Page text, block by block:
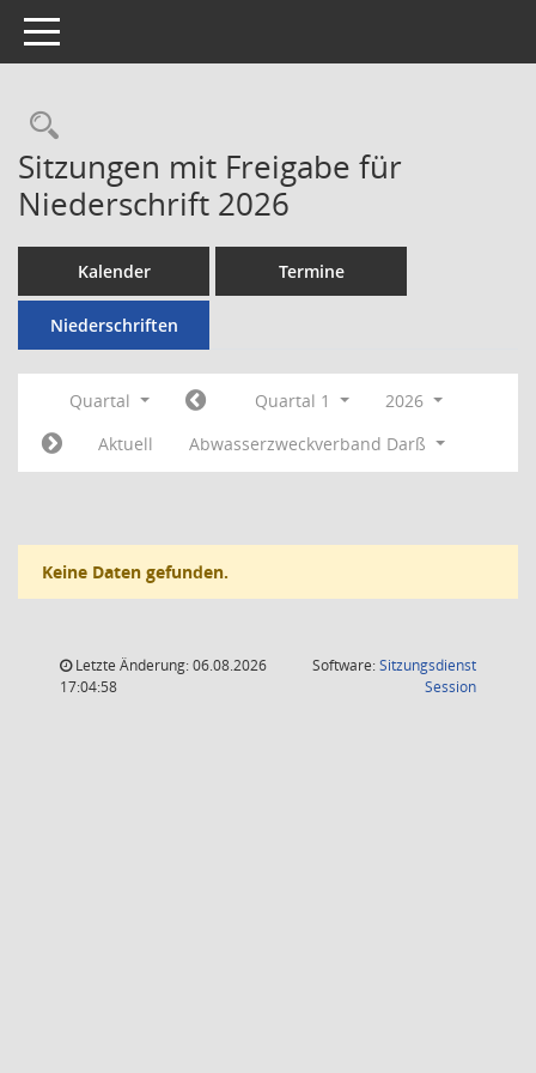
Toggle navigation
Rechercheauswahl
Sitzungen mit Freigabe für
Niederschrift 2026
Kalender Termine
Niederschriften
Quartal Quartal 1
2026
Aktuell
Abwasserzweckverband Darß
Keine Daten gefunden.
Letzte Änderung: 06.08.2026
17:04:58
Software:Sitzungsdienst
Session(Wird in